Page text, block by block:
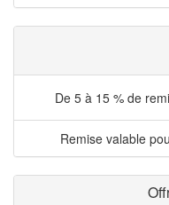
De 5 à 15 % de
Remise valable